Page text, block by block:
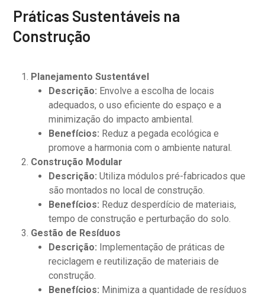
Práticas Sustentáveis na
Construção
Planejamento Sustentável
Descrição: Envolve a escolha de locais
adequados, o uso eficiente do espaço e a
minimização do impacto ambiental.
Benefícios: Reduz a pegada ecológica e
promove a harmonia com o ambiente natural.
Construção Modular
Descrição: Utiliza módulos pré-fabricados que
são montados no local de construção.
Benefícios: Reduz desperdício de materiais,
tempo de construção e perturbação do solo.
Gestão de Resíduos
Descrição: Implementação de práticas de
reciclagem e reutilização de materiais de
construção.
Benefícios: Minimiza a quantidade de resíduos